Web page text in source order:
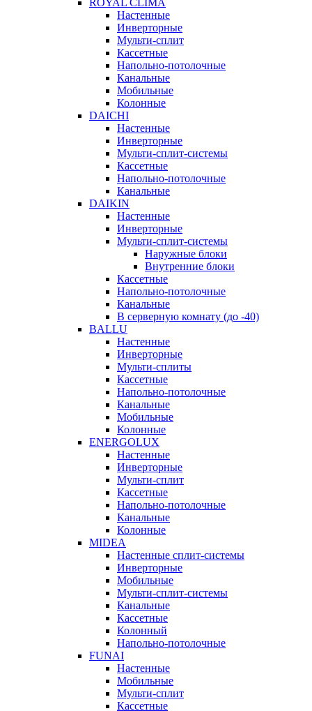
ROYAL CLIMA
Настенные
Инверторные
Мульти-сплит
Кассетные
Напольно-потолочные
Канальные
Мобильные
Колонные
DAICHI
Настенные
Инверторные
Мульти-сплит-системы
Кассетные
Напольно-потолочные
Канальные
DAIKIN
Настенные
Инверторные
Мульти-сплит-системы
Наружные блоки
Внутренние блоки
Кассетные
Напольно-потолочные
Канальные
В серверную комнату (до -40)
BALLU
Настенные
Инверторные
Мульти-сплиты
Кассетные
Напольно-потолочные
Канальные
Мобильные
Колонные
ENERGOLUX
Настенные
Инверторные
Мульти-сплит
Кассетные
Напольно-потолочные
Канальные
Колонные
MIDEA
Настенные сплит-системы
Инверторные
Мобильные
Мульти-сплит-системы
Канальные
Кассетные
Колонный
Напольно-потолочные
FUNAI
Настенные
Мобильные
Мульти-сплит
Кассетные